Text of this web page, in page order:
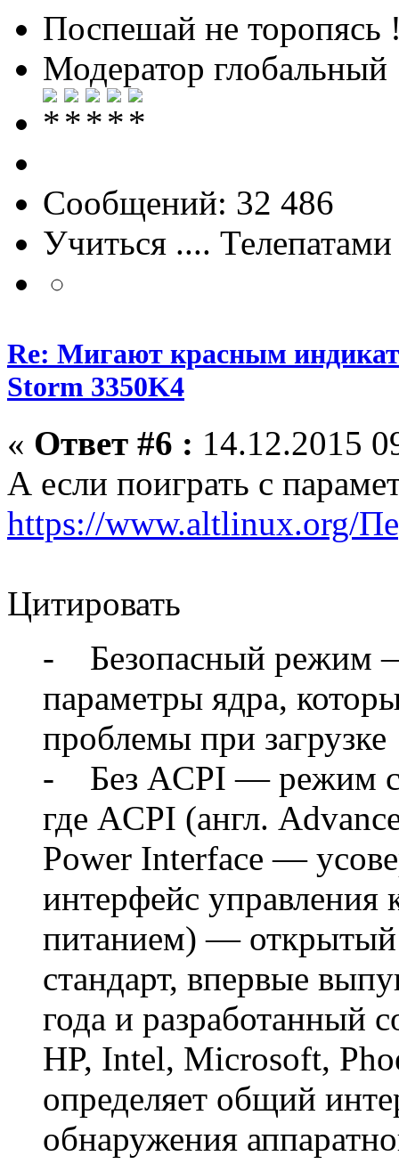
Поспешай не торопясь
Модератор глобальный
Сообщений: 32 486
Учиться ....
Re: Мигают красным
Storm 3350K4
« Ответ #6 : 14.12.2015
А если поиграть с
https://www.altlinux.org/
Цитировать
- Безопасный режим
параметры ядра,
проблемы при загрузке
- Без ACPI — режим
где ACPI (англ.
Power Interface —
интерфейс управления
питанием) —
стандарт, впервые
года и разработанный
HP, Intel, Microsoft,
определяет общий
обнаружения